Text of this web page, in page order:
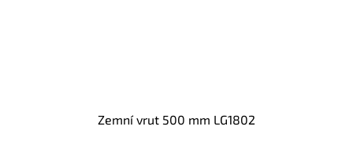
zemní vrut 500 mm LG1802